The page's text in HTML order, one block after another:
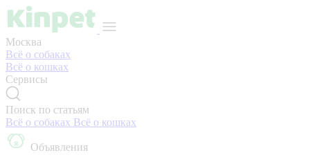
Москва
Всё о собаках
Всё о кошках
Сервисы
Поиск по статьям
Всё о собаках Всё о кошках
Объявления